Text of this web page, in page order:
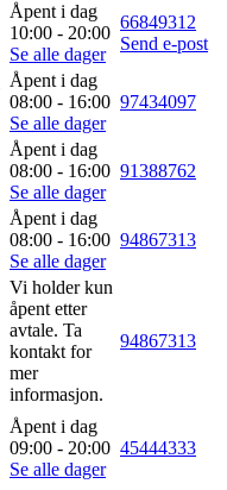
Åpent i dag
10:00 - 20:00
Se alle dager
66849312
Send e-post
Åpent i dag
08:00 - 16:00
Se alle dager
97434097
Åpent i dag
08:00 - 16:00
Se alle dager
91388762
Åpent i dag
08:00 - 16:00
Se alle dager
94867313
Vi holder kun
åpent etter
avtale. Ta
kontakt for
mer
informasjon.
94867313
Åpent i dag
09:00 - 20:00
Se alle dager
45444333